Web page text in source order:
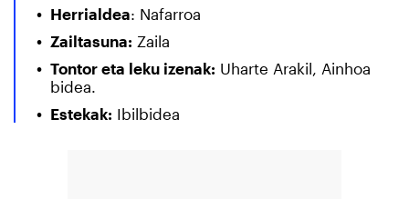
Herrialdea: Nafarroa
Zailtasuna: Zaila
Tontor eta leku izenak: Uharte Arakil, Ainhoa
bidea.
Estekak: Ibilbidea